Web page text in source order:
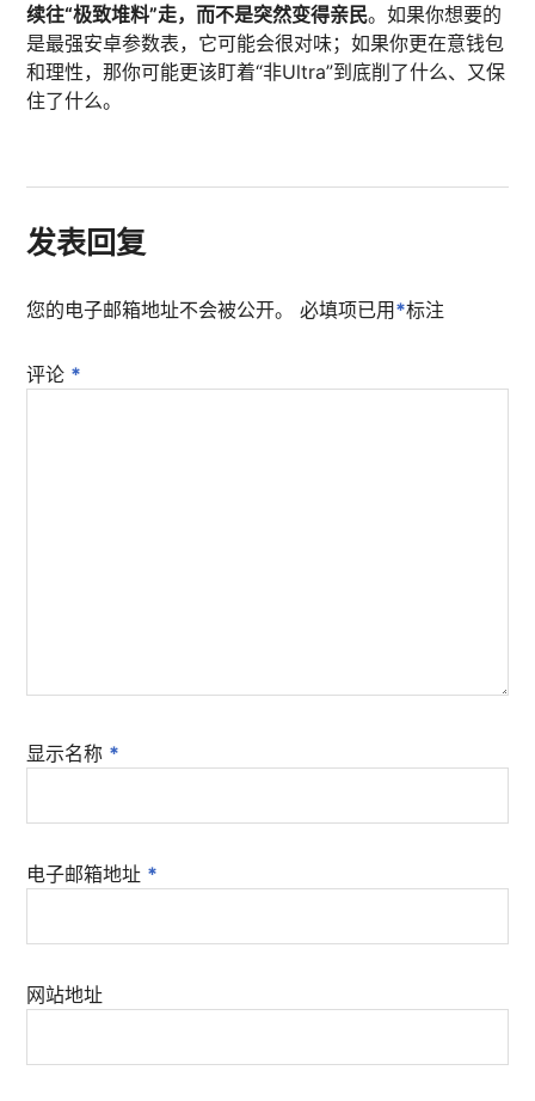
续往“极致堆料”走，而不是突然变得亲民。如果你想要的
是最强安卓参数表，它可能会很对味；如果你更在意钱包
和理性，那你可能更该盯着“非Ultra”到底削了什么、又保
住了什么。
发表回复
您的电子邮箱地址不会被公开。 必填项已用*标注
评论 *
显示名称 *
电子邮箱地址 *
网站地址